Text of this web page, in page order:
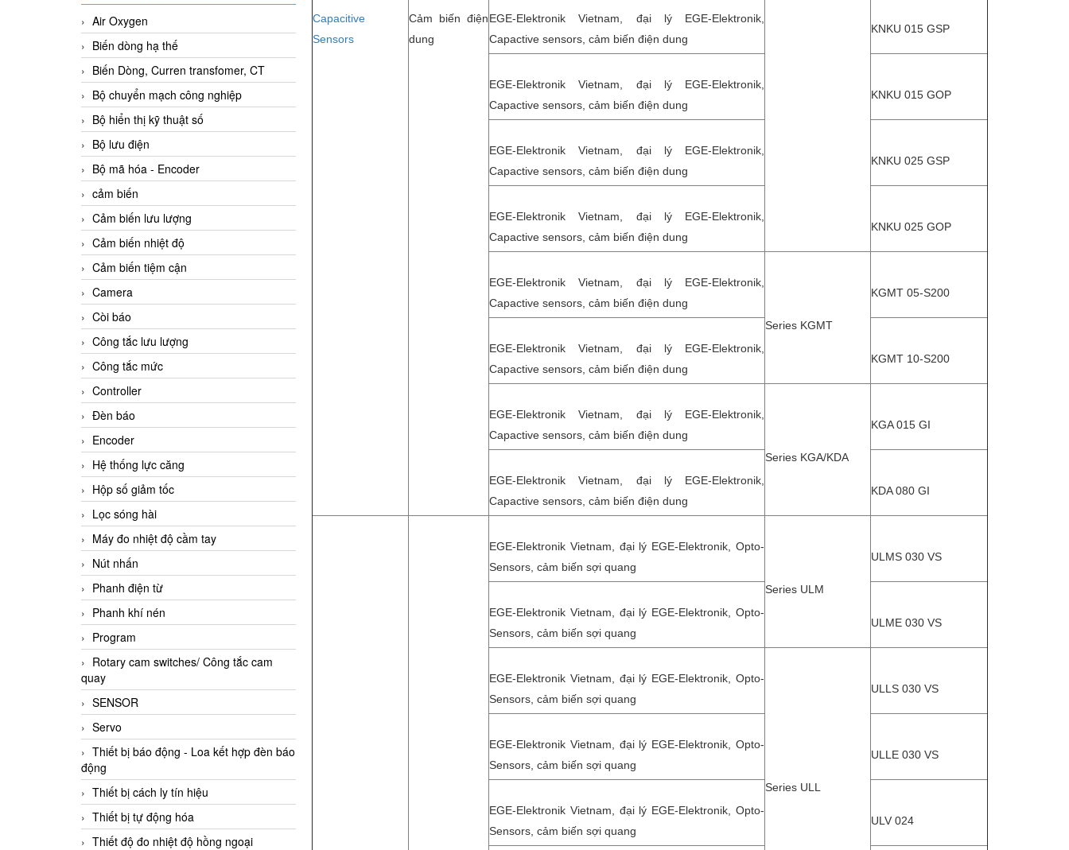
Air Oxygen
Biến dòng hạ thế
Biến Dòng, Curren transfomer, CT
Bộ chuyển mạch công nghiệp
Bộ hiển thị kỹ thuật số
Bộ lưu điện
Bộ mã hóa - Encoder
cảm biến
Cảm biến lưu lượng
Cảm biến nhiệt độ
Cảm biến tiệm cận
Camera
Còi báo
Công tắc lưu lượng
Công tắc mức
Controller
Đèn báo
Encoder
Hệ thống lực căng
Hộp số giảm tốc
Lọc sóng hài
Máy đo nhiệt độ cầm tay
Nút nhấn
Phanh điện từ
Phanh khí nén
Program
Rotary cam switches/ Công tắc cam
quay
SENSOR
Servo
Thiết bị báo động - Loa kết hợp đèn báo
động
Thiết bị cách ly tín hiệu
Thiết bị tự động hóa
Thiết độ đo nhiệt độ hồng ngoại
Capacitive
Sensors
Cảm biến điện
dung
EGE-Elektronik Vietnam, đại lý EGE-Elektronik,
Capactive sensors, cảm biến điện dung
KNKU 015 GSP
EGE-Elektronik Vietnam, đại lý EGE-Elektronik,
Capactive sensors, cảm biến điện dung
KNKU 015 GOP
EGE-Elektronik Vietnam, đại lý EGE-Elektronik,
Capactive sensors, cảm biến điện dung
KNKU 025 GSP
EGE-Elektronik Vietnam, đại lý EGE-Elektronik,
Capactive sensors, cảm biến điện dung
KNKU 025 GOP
EGE-Elektronik Vietnam, đại lý EGE-Elektronik,
Capactive sensors, cảm biến điện dung
Series KGMT
KGMT 05-S200
EGE-Elektronik Vietnam, đại lý EGE-Elektronik,
Capactive sensors, cảm biến điện dung
KGMT 10-S200
EGE-Elektronik Vietnam, đại lý EGE-Elektronik,
Capactive sensors, cảm biến điện dung
Series KGA/KDA
KGA 015 GI
EGE-Elektronik Vietnam, đại lý EGE-Elektronik,
Capactive sensors, cảm biến điện dung
KDA 080 GI
EGE-Elektronik Vietnam, đại lý EGE-Elektronik, Opto-
Sensors, cảm biến sợi quang
Series ULM
ULMS 030 VS
EGE-Elektronik Vietnam, đại lý EGE-Elektronik, Opto-
Sensors, cảm biến sợi quang
ULME 030 VS
EGE-Elektronik Vietnam, đại lý EGE-Elektronik, Opto-
Sensors, cảm biến sợi quang
Series ULL
ULLS 030 VS
EGE-Elektronik Vietnam, đại lý EGE-Elektronik, Opto-
Sensors, cảm biến sợi quang
ULLE 030 VS
EGE-Elektronik Vietnam, đại lý EGE-Elektronik, Opto-
Sensors, cảm biến sợi quang
ULV 024